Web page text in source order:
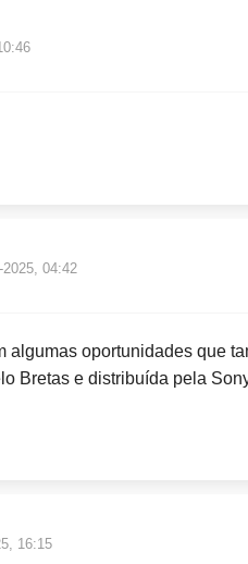
2025, 04:42
algumas oportunidades que
Bretas e distribuída pela
16:15